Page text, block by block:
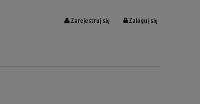
Zarejestruj się Zaloguj się